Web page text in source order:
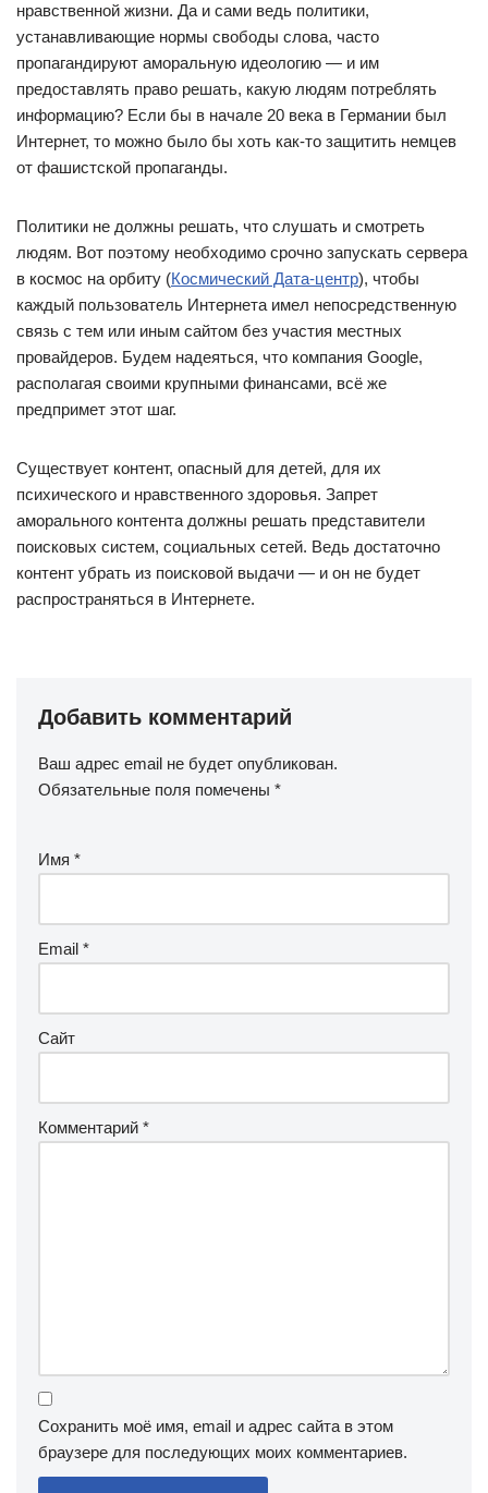
нравственной жизни. Да и сами ведь политики,
устанавливающие нормы свободы слова, часто
пропагандируют аморальную идеологию — и им
предоставлять право решать, какую людям потреблять
информацию? Если бы в начале 20 века в Германии был
Интернет, то можно было бы хоть как-то защитить немцев
от фашистской пропаганды.
Политики не должны решать, что слушать и смотреть
людям. Вот поэтому необходимо срочно запускать сервера
в космос на орбиту (Космический Дата-центр), чтобы
каждый пользователь Интернета имел непосредственную
связь с тем или иным сайтом без участия местных
провайдеров. Будем надеяться, что компания Google,
располагая своими крупными финансами, всё же
предпримет этот шаг.
Существует контент, опасный для детей, для их
психического и нравственного здоровья. Запрет
аморального контента должны решать представители
поисковых систем, социальных сетей. Ведь достаточно
контент убрать из поисковой выдачи — и он не будет
распространяться в Интернете.
Добавить комментарий
Ваш адрес email не будет опубликован.
Обязательные поля помечены *
Имя *
Email *
Сайт
Комментарий *
Сохранить моё имя, email и адрес сайта в этом
браузере для последующих моих комментариев.